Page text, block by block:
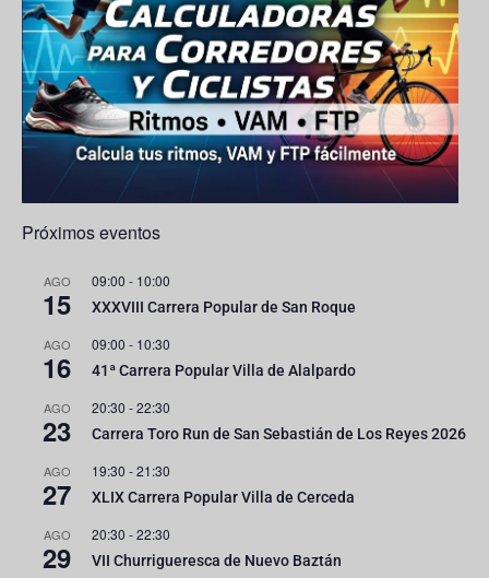
a
n
n
el
Próximos eventos
AGO
15
09:00 - 10:00
XXXVIII Carrera Popular de San Roque
AGO
16
09:00 - 10:30
41ª Carrera Popular Villa de Alalpardo
AGO
23
20:30 -22:30
Carrera Toro Run de San Sebastián de Los Reyes 2026
AGO
27
19:30 -21:30
XLIX Carrera Popular Villa de Cerceda
AGO
29
20:30 -22:30
VII Churrigueresca de Nuevo Baztán